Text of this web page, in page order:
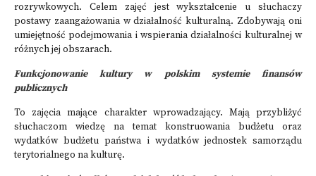
rozrywkowych. Celem zajęć jest wykształcenie u słuchaczy
postawy zaangażowania w działalność kulturalną. Zdobywają oni
umiejętność podejmowania i wspierania działalności kulturalnej w
różnych jej obszarach.
Funkcjonowanie kultury w polskim systemie finansów
publicznych
To zajęcia mające charakter wprowadzający. Mają przybliżyć
słuchaczom wiedzę na temat konstruowania budżetu oraz
wydatków budżetu państwa i wydatków jednostek samorządu
terytorialnego na kulturę.